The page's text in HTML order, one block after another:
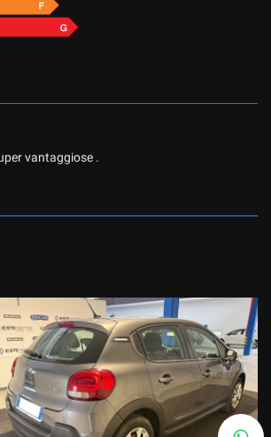
vantaggiose .